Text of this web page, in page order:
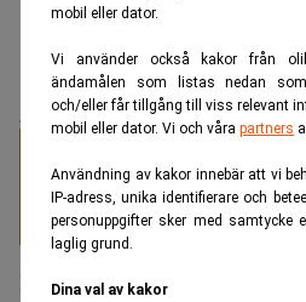
mobil eller dator.
Vi använder också kakor från
ändamålen som listas nedan
och/eller får tillgång till viss relevant
mobil eller dator. Vi och våra partners
Användning av kakor innebär att vi
IP-adress, unika identifierare och
personuppgifter sker med samtycke
laglig grund.
Dina val av kakor
ANNONS
Specialister på
Bakgrunden är att Bankomat AB